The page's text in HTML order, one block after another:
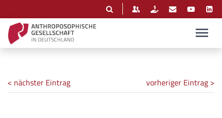
< nächster Eintrag vorheriger Eintrag >